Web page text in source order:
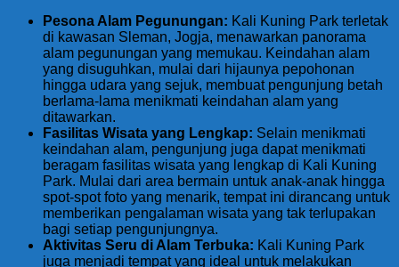
Pesona Alam Pegunungan: Kali Kuning Park terletak
di kawasan Sleman, Jogja, menawarkan panorama
alam pegunungan yang memukau. Keindahan alam
yang disuguhkan, mulai dari hijaunya pepohonan
hingga udara yang sejuk, membuat pengunjung betah
berlama-lama menikmati keindahan alam yang
ditawarkan.
Fasilitas Wisata yang Lengkap: Selain menikmati
keindahan alam, pengunjung juga dapat menikmati
beragam fasilitas wisata yang lengkap di Kali Kuning
Park. Mulai dari area bermain untuk anak-anak hingga
spot-spot foto yang menarik, tempat ini dirancang untuk
memberikan pengalaman wisata yang tak terlupakan
bagi setiap pengunjungnya.
Aktivitas Seru di Alam Terbuka: Kali Kuning Park
juga menjadi tempat yang ideal untuk melakukan